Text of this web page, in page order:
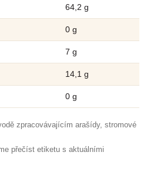
64,2 g
0 g
7 g
14,1 g
0 g
zpracovávajícím arašídy, stromové
přečíst etiketu s aktuálními